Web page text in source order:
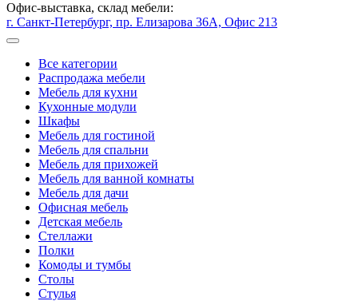
Офис-выставка, склад мебели:
г. Санкт-Петербург, пр. Елизарова 36А, Офис 213
Все категории
Распродажа мебели
Мебель для кухни
Кухонные модули
Шкафы
Мебель для гостиной
Мебель для спальни
Мебель для прихожей
Мебель для ванной комнаты
Мебель для дачи
Офисная мебель
Детская мебель
Стеллажи
Полки
Комоды и тумбы
Столы
Стулья